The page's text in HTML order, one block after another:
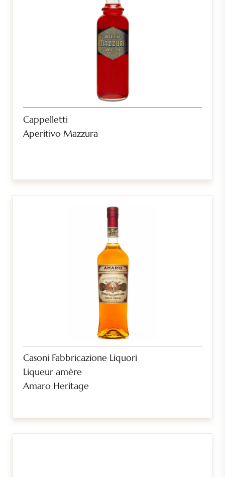
Cappelletti
Aperitivo Mazzura
Casoni Fabbricazione Liquori
Liqueur amère
Amaro Heritage